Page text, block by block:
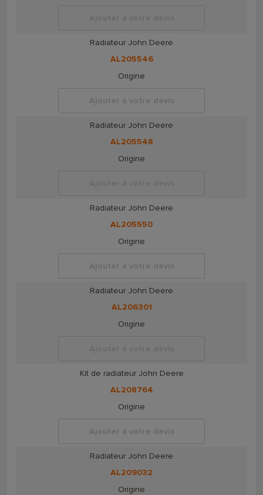
Radiateur John Deere
AL205546
Origine
Ajouter à votre devis
Radiateur John Deere
AL205548
Origine
Radiateur John Deere
AL205550
Origine
Ajouter à votre devis
Radiateur John Deere
AL206301
Origine
Kit de radiateur John Deere
AL208764
Origine
Ajouter à votre devis
Radiateur John Deere
AL209032
Origine